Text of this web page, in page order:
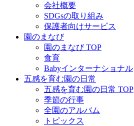
会社概要
SDGsの取り組み
保護者向けサービス
園のまなび
園のまなび TOP
食育
Babyインターナショナル
五感を育む園の日常
五感を育む園の日常 TOP
季節の行事
全園のアルバム
トピックス